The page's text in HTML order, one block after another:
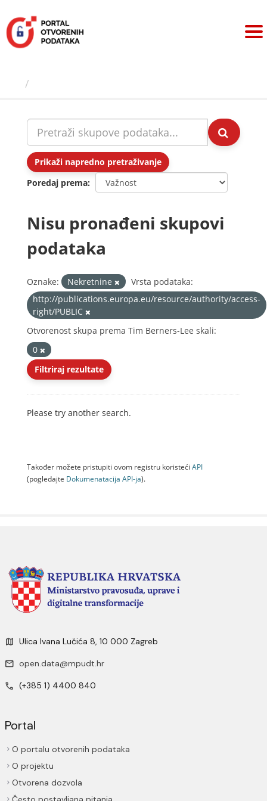
sadržaj
Prikaži napredno pretraživanje
Poredaj prema
Nisu pronađeni skupovi
podataka
Oznake: Nekretnine
Vrsta podataka:
http://publications.europa.eu/resource/authority/access-
right/PUBLIC
Otvorenost skupa prema Tim Berners-Lee skali:
0
Filtriraj rezultate
Please try another search.
Također možete pristupiti ovom registru koristeći API
(pogledajte Dokumenаtаcijа API-jа).